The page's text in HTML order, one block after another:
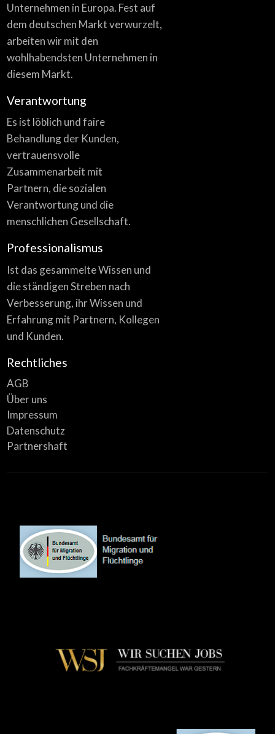
Unternehmen in Europa. Fest auf
dem deutschen Markt verwurzelt,
arbeiten wir mit den
wohlhabendsten Unternehmen in
diesem Markt.
Verantwortung
Es ist löblich und faire
Behandlung der Kunden,
vertrauensvolle
Zusammenarbeit mit
Partnern, die sozialen
Verantwortung und die
menschlichen Gesellschaft.
Professionalismus
Ist das gesammelte Wissen und
die ständigen Streben nach
Verbesserung, ihr Wissen und
Erfahrung mit Partnern, Kollegen
und Kunden.
Rechtliches
AGB
Über uns
Impressum
Datenschutz
Partnershaft